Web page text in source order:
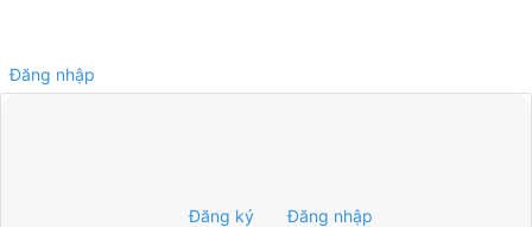
Đăng nhập
Đăng ký Đăng nhập